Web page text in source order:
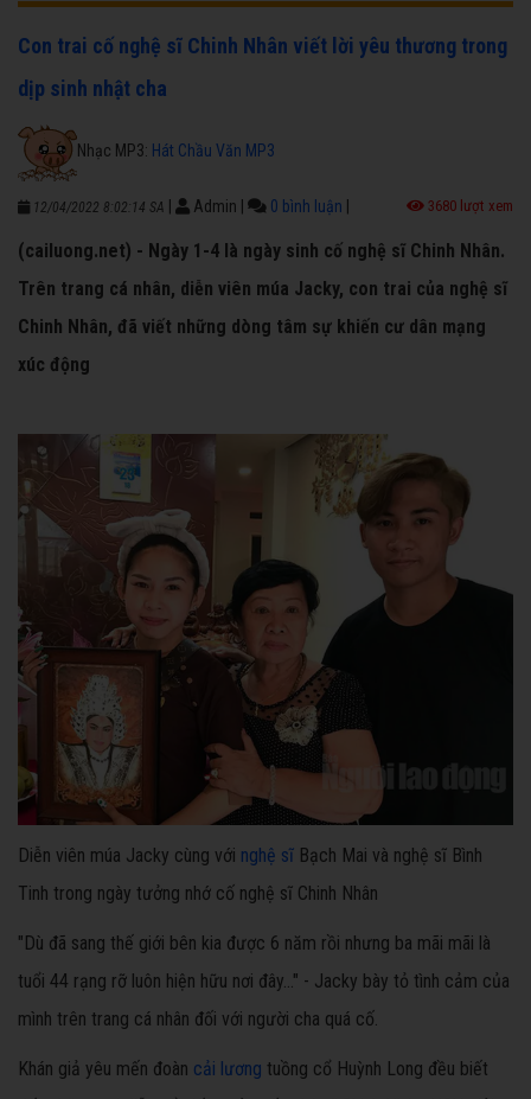
Con trai cố nghệ sĩ Chinh Nhân viết lời yêu thương trong
dịp sinh nhật cha
Nhạc MP3: Hát Chầu Văn MP3
12/04/2022 8:02:14 SA Admin 0 bình luận 3680 lượt xem
(cailuong.net) - Ngày 1-4 là ngày sinh cố nghệ sĩ Chinh Nhân.
Trên trang cá nhân, diễn viên múa Jacky, con trai của nghệ sĩ
Chinh Nhân, đã viết những dòng tâm sự khiến cư dân mạng
xúc động
Diễn viên múa Jacky cùng với nghệ sĩ Bạch Mai và nghệ sĩ Bình
Tinh trong ngày tưởng nhớ cố nghệ sĩ Chinh Nhân
"Dù đã sang thế giới bên kia được 6 năm rồi nhưng ba mãi mãi là
tuổi 44 rạng rỡ luôn hiện hữu nơi đây…" - Jacky bày tỏ tình cảm của
mình trên trang cá nhân đối với người cha quá cố.
Khán giả yêu mến đoàn cải lương tuồng cổ Huỳnh Long đều biết